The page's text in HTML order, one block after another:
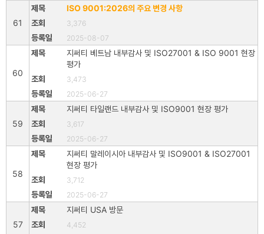
61
ISO 9001:2026의 주요 변경 사항
3,376
2025-08-07
60
지써티 베트남 내부감사 및 ISO27001 & ISO 9001 현장
평가
3,473
2025-06-27
59
지써티 타일랜드 내부감사 및 ISO9001 현장 평가
3,617
2025-06-27
58
지써티 말레이시아 내부감사 및 ISO9001 & ISO27001
현장 평가
3,712
2025-06-27
57
지써티 USA 방문
4,452